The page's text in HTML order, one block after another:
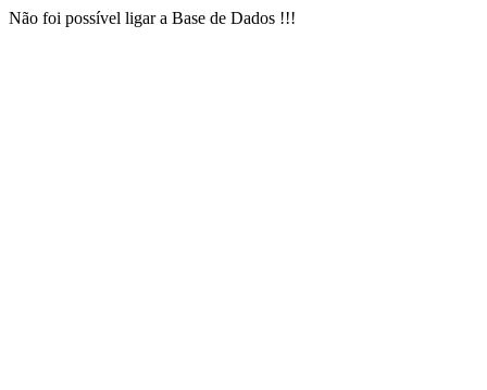
Não foi possível ligar a Base de Dados !!!